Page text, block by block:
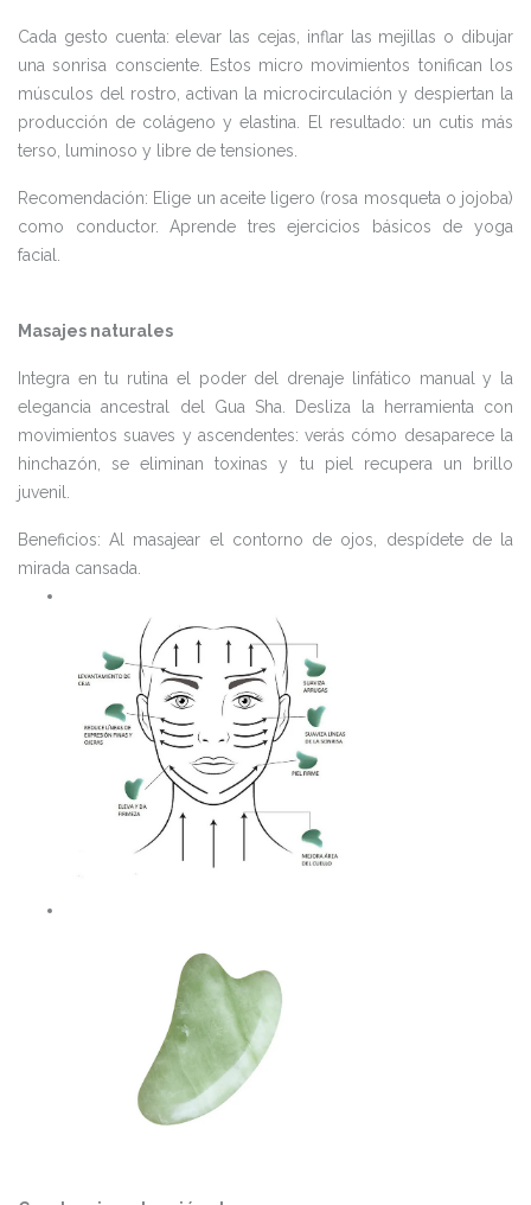
Cada gesto cuenta: elevar las cejas, inflar las mejillas o dibujar
una sonrisa consciente. Estos micro movimientos tonifican los
músculos del rostro, activan la microcirculación y despiertan la
producción de colágeno y elastina. El resultado: un cutis más
terso, luminoso y libre de tensiones.
Recomendación: Elige un aceite ligero (rosa mosqueta o jojoba)
como conductor. Aprende tres ejercicios básicos de yoga
facial.
Masajes naturales
Integra en tu rutina el poder del drenaje linfático manual y la
elegancia ancestral del Gua Sha. Desliza la herramienta con
movimientos suaves y ascendentes: verás cómo desaparece la
hinchazón, se eliminan toxinas y tu piel recupera un brillo
juvenil.
Beneficios: Al masajear el contorno de ojos, despídete de la
mirada cansada.